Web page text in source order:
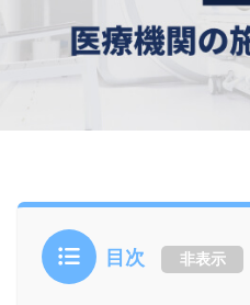
目次 非表示